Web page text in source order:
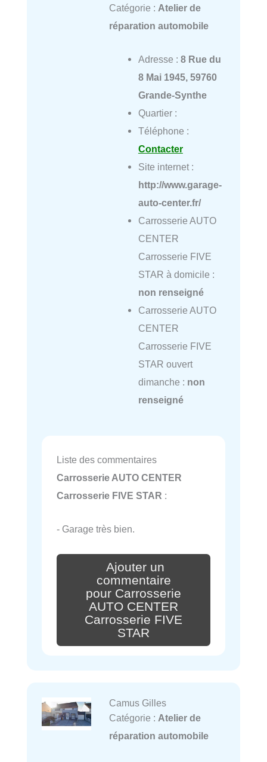
Catégorie : Atelier de
réparation automobile
Adresse : 8 Rue du
8 Mai 1945, 59760
Grande-Synthe
Quartier :
Téléphone :
Contacter
Site internet :
http://www.garage-
auto-center.fr/
Carrosserie AUTO
CENTER
Carrosserie FIVE
STAR à domicile :
non renseigné
Carrosserie AUTO
CENTER
Carrosserie FIVE
STAR ouvert
dimanche : non
renseigné
Liste des commentaires
Carrosserie AUTO CENTER
Carrosserie FIVE STAR :
- Garage très bien.
Ajouter un
commentaire
pour Carrosserie
AUTO CENTER
Carrosserie FIVE
STAR
Camus Gilles
Catégorie : Atelier de
réparation automobile